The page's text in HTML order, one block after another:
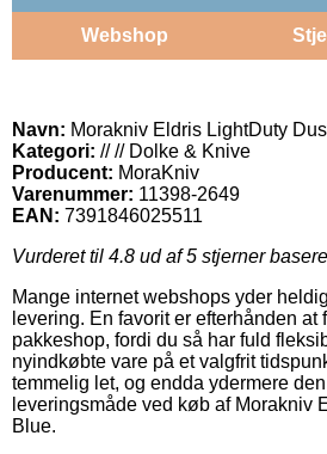
Webshop
Navn: Morakniv Eldris LightDuty
Kategori: // // Dolke & Knive
Producent: MoraKniv
Varenummer: 11398-2649
EAN: 7391846025511
Vurderet til 4.8 ud af 5 stjerner
Mange internet webshops yder
levering. En favorit er efterhånden at
pakkeshop, fordi du så har fuld
nyindkøbte vare på et valgfrit
temmelig let, og endda ydermere
leveringsmåde ved køb af Morakniv
Blue.